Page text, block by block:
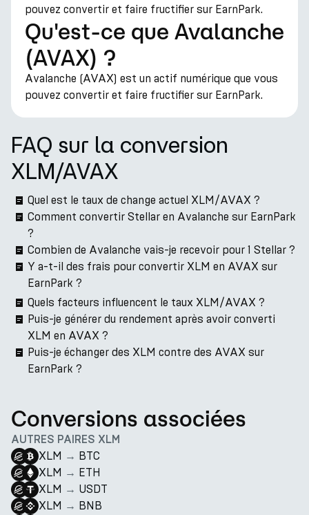
pouvez convertir et faire fructifier sur EarnPark.
Qu'est-ce que Avalanche
(AVAX) ?
Avalanche (AVAX) est un actif numérique que vous
pouvez convertir et faire fructifier sur EarnPark.
FAQ sur la conversion
XLM/AVAX
Quel est le taux de change actuel XLM/AVAX ?
Comment convertir Stellar en Avalanche sur EarnPark
?
Combien de Avalanche vais-je recevoir pour 1 Stellar ?
Y a-t-il des frais pour convertir XLM en AVAX sur
EarnPark ?
Quels facteurs influencent le taux XLM/AVAX ?
Puis-je générer du rendement après avoir converti
XLM en AVAX ?
Puis-je échanger des XLM contre des AVAX sur
EarnPark ?
Conversions associées
AUTRES PAIRES XLM
XLM → BTC
XLM → ETH
XLM → USDT
XLM → BNB